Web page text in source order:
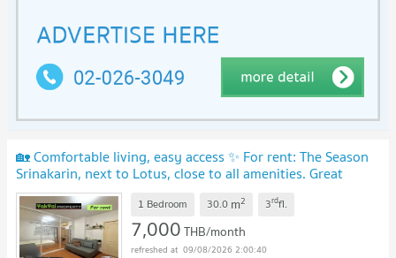
🏡 Comfortable living, easy access ✨ For rent: The Season
Srinakarin, next to Lotus, close to all amenities. Great
location Ready to move in
1 Bedroom 30.0 m2 3rdfl.
7,000THB/month
09/08/2026 2:00:40